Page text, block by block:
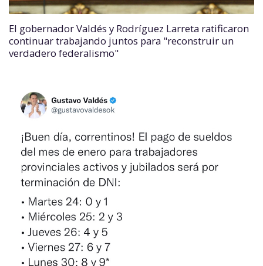
El gobernador Valdés y Rodríguez Larreta ratificaron
continuar trabajando juntos para "reconstruir un
verdadero federalismo"